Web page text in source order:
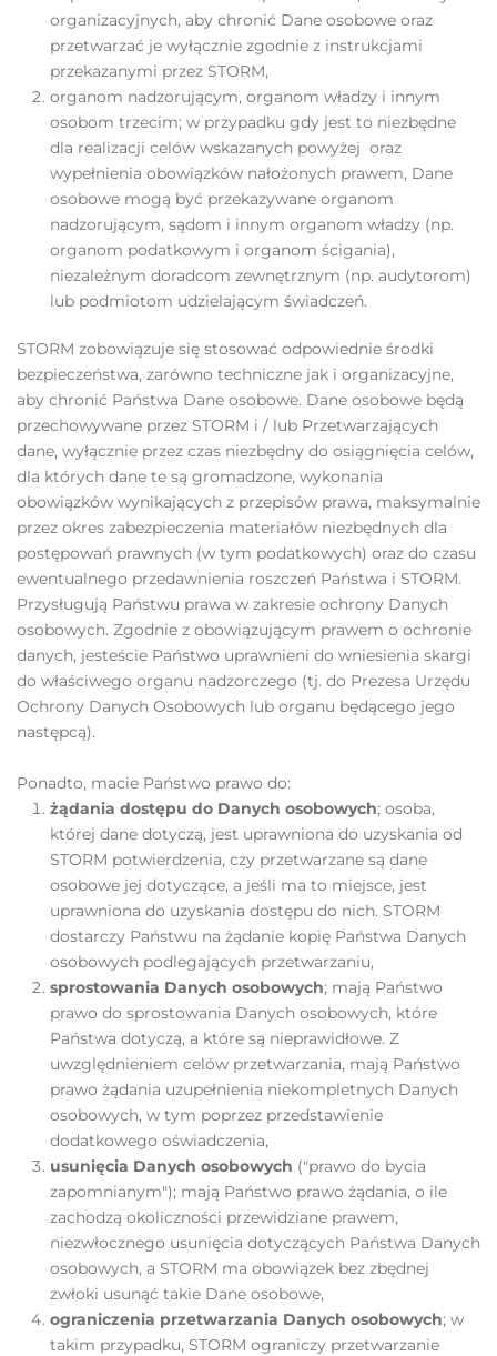
organizacyjnych, aby chronić Dane osobowe oraz
przetwarzać je wyłącznie zgodnie z instrukcjami
przekazanymi przez STORM,
organom nadzorującym, organom władzy i innym
osobom trzecim; w przypadku gdy jest to niezbędne
dla realizacji celów wskazanych powyżej oraz
wypełnienia obowiązków nałożonych prawem, Dane
osobowe mogą być przekazywane organom
nadzorującym, sądom i innym organom władzy (np.
organom podatkowym i organom ścigania),
niezależnym doradcom zewnętrznym (np. audytorom)
lub podmiotom udzielającym świadczeń.
STORM zobowiązuje się stosować odpowiednie środki
bezpieczeństwa, zarówno techniczne jak i organizacyjne,
aby chronić Państwa Dane osobowe. Dane osobowe będą
przechowywane przez STORM i / lub Przetwarzających
dane, wyłącznie przez czas niezbędny do osiągnięcia celów,
dla których dane te są gromadzone, wykonania
obowiązków wynikających z przepisów prawa, maksymalnie
przez okres zabezpieczenia materiałów niezbędnych dla
postępowań prawnych (w tym podatkowych) oraz do czasu
ewentualnego przedawnienia roszczeń Państwa i STORM.
Przysługują Państwu prawa w zakresie ochrony Danych
osobowych. Zgodnie z obowiązującym prawem o ochronie
danych, jesteście Państwo uprawnieni do wniesienia skargi
do właściwego organu nadzorczego (tj. do Prezesa Urzędu
Ochrony Danych Osobowych lub organu będącego jego
następcą).
Ponadto, macie Państwo prawo do:
żądania dostępu do Danych osobowych; osoba,
której dane dotyczą, jest uprawniona do uzyskania od
STORM potwierdzenia, czy przetwarzane są dane
osobowe jej dotyczące, a jeśli ma to miejsce, jest
uprawniona do uzyskania dostępu do nich. STORM
dostarczy Państwu na żądanie kopię Państwa Danych
osobowych podlegających przetwarzaniu,
sprostowania Danych osobowych; mają Państwo
prawo do sprostowania Danych osobowych, które
Państwa dotyczą, a które są nieprawidłowe. Z
uwzględnieniem celów przetwarzania, mają Państwo
prawo żądania uzupełnienia niekompletnych Danych
osobowych, w tym poprzez przedstawienie
dodatkowego oświadczenia,
usunięcia Danych osobowych ("prawo do bycia
zapomnianym"); mają Państwo prawo żądania, o ile
zachodzą okoliczności przewidziane prawem,
niezwłocznego usunięcia dotyczących Państwa Danych
osobowych, a STORM ma obowiązek bez zbędnej
zwłoki usunąć takie Dane osobowe,
ograniczenia przetwarzania Danych osobowych; w
takim przypadku, STORM ograniczy przetwarzanie